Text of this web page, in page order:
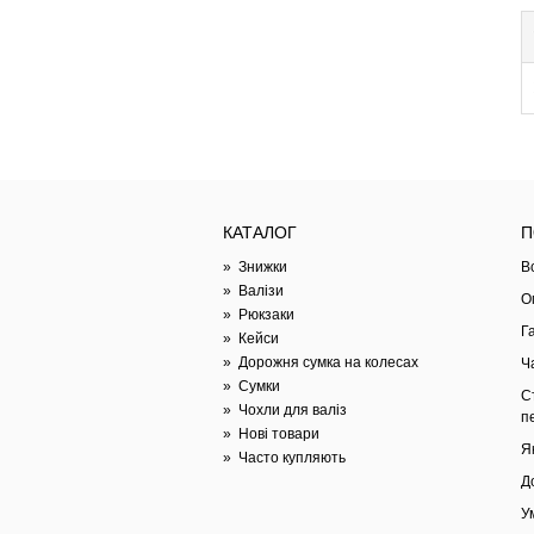
КАТАЛОГ
» Знижки
» Валізи
» Рюкзаки
» Кейси
» Дорожня сумка на колесах
» Сумки
» Чохли для валіз
» Нові товари
» Часто купляють